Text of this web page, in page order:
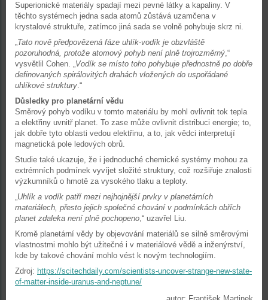
Superionické materiály spadají mezi pevné látky a kapaliny. V
těchto systémech jedna sada atomů zůstává uzamčena v
krystalové struktuře, zatímco jiná sada se volně pohybuje skrz ni.
„Tato nově předpovězená fáze uhlík-vodík je obzvláště
pozoruhodná, protože atomový pohyb není plně trojrozměrný,“
vysvětlil Cohen. „Vodík se místo toho pohybuje přednostně po dobře
definovaných spirálovitých drahách vložených do uspořádané
uhlíkové struktury.“
Důsledky pro planetární vědu
Směrový pohyb vodíku v tomto materiálu by mohl ovlivnit tok tepla
a elektřiny uvnitř planet. To zase může ovlivnit distribuci energie; to,
jak dobře tyto oblasti vedou elektřinu, a to, jak vědci interpretují
magnetická pole ledových obrů.
Studie také ukazuje, že i jednoduché chemické systémy mohou za
extrémních podmínek vyvíjet složité struktury, což rozšiřuje znalosti
výzkumníků o hmotě za vysokého tlaku a teploty.
„Uhlík a vodík patří mezi nejhojnější prvky v planetárních
materiálech, přesto jejich společné chování v podmínkách obřích
planet zdaleka není plně pochopeno,“ uzavřel Liu.
Kromě planetární vědy by objevování materiálů se silně směrovými
vlastnostmi mohlo být užitečné i v materiálové vědě a inženýrství,
kde by takové chování mohlo vést k novým technologiím.
Zdroj: https://scitechdaily.com/scientists-uncover-strange-new-state-
of-matter-inside-uranus-and-neptune/